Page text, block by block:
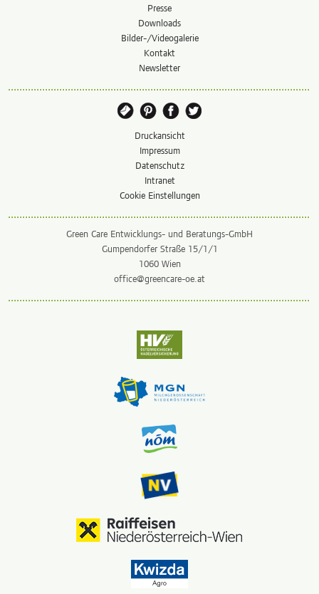
Presse
Downloads
Bilder-/Videogalerie
Kontakt
Newsletter
Druckansicht
Impressum
Datenschutz
Intranet
Cookie Einstellungen
Green Care Entwicklungs- und Beratungs-GmbH
Gumpendorfer Straße 15/1/1
1060 Wien
office@greencare-oe.at